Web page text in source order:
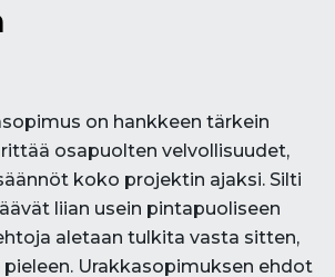
on hankkeen tärkein
osapuolten velvollisuudet,
koko projektin ajaksi. Silti
liian usein pintapuoliseen
aletaan tulkita vasta sitten,
Urakkasopimuksen ehdot